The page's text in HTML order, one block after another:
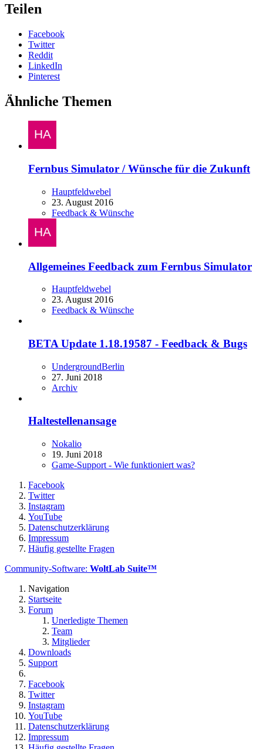
Teilen
Facebook
Twitter
Reddit
LinkedIn
Pinterest
Ähnliche Themen
Fernbus Simulator / Wünsche für die Zukunft
Hauptfeldwebel
23. August 2016
Feedback & Wünsche
Allgemeines Feedback zum Fernbus Simulator
Hauptfeldwebel
23. August 2016
Feedback & Wünsche
BETA Update 1.18.19587 - Feedback & Bugs
UndergroundBerlin
27. Juni 2018
Archiv
Haltestellenansage
Nokalio
19. Juni 2018
Game-Support - Wie funktioniert was?
Facebook
Twitter
Instagram
YouTube
Datenschutzerklärung
Impressum
Häufig gestellte Fragen
Community-Software: WoltLab Suite™
Navigation
Startseite
Forum
Unerledigte Themen
Team
Mitglieder
Downloads
Support
Facebook
Twitter
Instagram
YouTube
Datenschutzerklärung
Impressum